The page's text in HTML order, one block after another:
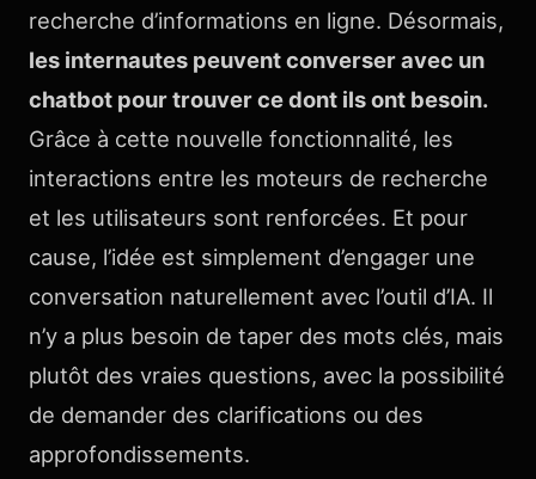
recherche d’informations en ligne. Désormais,
les internautes peuvent converser avec un
chatbot pour trouver ce dont ils ont besoin.
Grâce à cette nouvelle fonctionnalité, les
interactions entre les moteurs de recherche
et les utilisateurs sont renforcées. Et pour
cause, l’idée est simplement d’engager une
conversation naturellement avec l’outil d’IA. Il
n’y a plus besoin de taper des mots clés, mais
plutôt des vraies questions, avec la possibilité
de demander des clarifications ou des
approfondissements.